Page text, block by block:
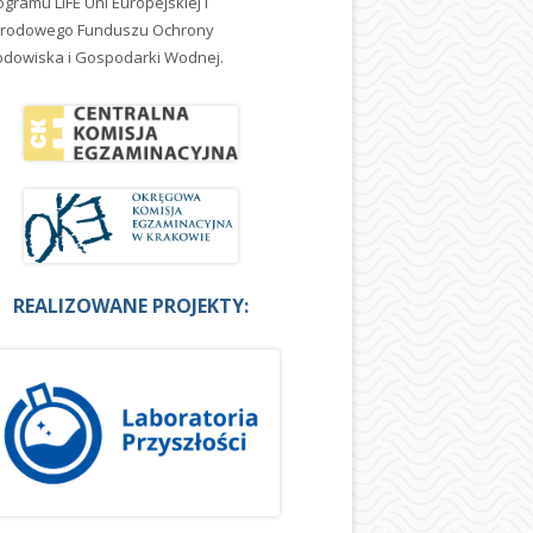
Funduszu Ochrony
i Gospodarki Wodnej.
REALIZOWANE PROJEKTY: